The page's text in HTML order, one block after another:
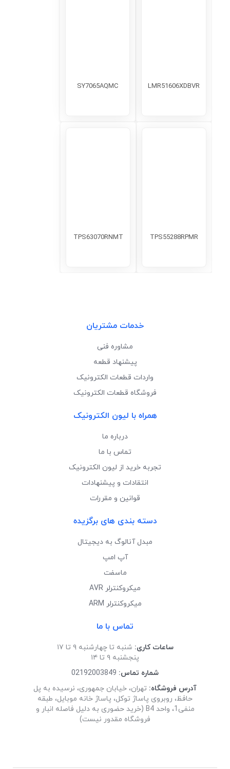
LMR51606XDBVR
SY7065AQMC
TPS55288RPMR
TPS63070RNMT
خدمات مشتریان
مشاوره فنی
پیشنهاد قطعه
واردات قطعات الکترونیک
فروشگاه قطعات الکترونیک
همراه با لیون الکترونیک
درباره ما
تماس با ما
تجربه خرید از لیون الکترونیک
انتقادات و پیشنهادات
قوانین و مقررات
دسته بندی های برگزیده
مبدل آنالوگ به دیجیتال
آپ امپ
ماسفت
میکروکنترلر AVR
میکروکنترلر ARM
تماس با ما
ساعات کاری: شنبه تا چهارشنبه ۹ تا ۱۷
پنجشنبه ۹ تا ۱۴
شماره تماس: 02192003849
آدرس فروشگاه: تهران، خیابان جمهوری، نرسیده به پل
حافظ، روبروی پاساژ توکل، پاساژ خانه موبایل، طبقه
منفی1، واحد B4 (خرید حضوری به دلیل فاصله انبار و
فروشگاه مقدور نیست)